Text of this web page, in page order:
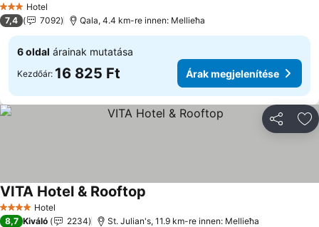
3 Kategória
Hotel
7,4 7092 Qala, 4.4 km-re innen: Mellieħa
6 oldal árainak mutatása
Kezdőár: 16 825 Ft Árak megjelenítése
4 KategóriaHotel
VITA Hotel & Rooftop
8,7 Kiváló 2234 St. Julian's, 11.9 km-re innen: Mellieħa